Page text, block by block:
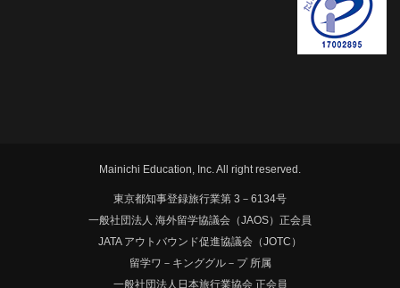
Mainichi Education, Inc. All right reserved.
東京都知事登録旅行業第 3－6134号
一般社団法人 海外留学協議会（JAOS）正会員
JATA アウトバウンド促進協議会（JOTC）
留学ワ－キンググル－プ 所属
一般社団法人日本旅行業協会 正会員